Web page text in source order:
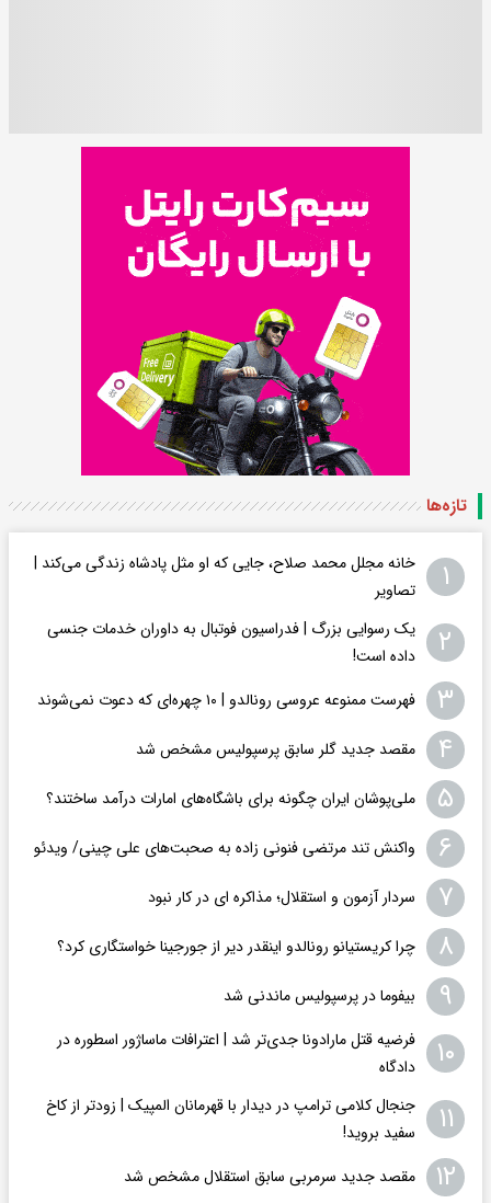
تازه‌ها
۱
خانه مجلل محمد صلاح، جایی که او مثل پادشاه زندگی می‌کند |
تصاویر
۲
یک رسوایی بزرگ | فدراسیون فوتبال به داوران خدمات جنسی
داده است!
۳ فهرست ممنوعه عروسی رونالدو | ۱۰ چهره‌ای که دعوت نمی‌شوند
۴ مقصد جدید گلر سابق پرسپولیس مشخص شد
۵ ملی‌پوشان ایران چگونه برای باشگاه‌های امارات درآمد ساختند؟
۶ واکنش تند مرتضی فنونی زاده به صحبت‌های علی چینی/ ویدئو
۷ سردار آزمون و استقلال؛ مذاکره ای در کار نبود
۸ چرا کریستیانو رونالدو اینقدر دیر از جورجینا خواستگاری کرد؟
۹ بیفوما در پرسپولیس ماندنی شد
۱۰
فرضیه قتل مارادونا جدی‌تر شد | اعترافات ماساژور اسطوره در
دادگاه
۱۱
جنجال کلامی ترامپ در دیدار با قهرمانان المپیک | زودتر از کاخ
سفید بروید!
۱۲ مقصد جدید سرمربی سابق استقلال مشخص شد